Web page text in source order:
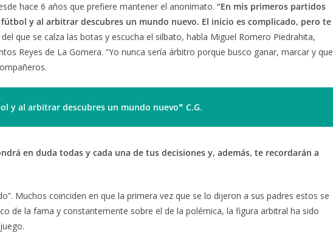
hace 6 años que prefiere mantener el anonimato. “En mis primeros partidos
y al arbitrar descubres un mundo nuevo. El inicio es complicado, pero te
que se calza las botas y escucha el silbato, habla Miguel Romero Piedrahita,
Reyes de La Gomera. “Yo nunca sería árbitro porque busco ganar, marcar y que
y al arbitrar descubres un mundo nuevo❞ C.G.
en duda todas y cada una de tus decisiones y, además, te recordarán a
Muchos coinciden en que la primera vez que se lo dijeron a sus padres estos se
de la fama y constantemente sobre el de la polémica, la figura arbitral ha sido